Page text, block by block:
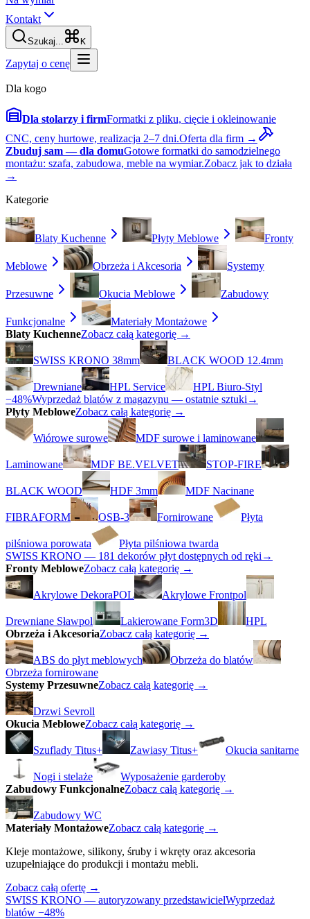
Kontakt
Szukaj... K
Zapytaj o cenę
Dla kogo
Dla stolarzy i firmFormatki z pliku, cięcie i okleinowanie
CNC, ceny hurtowe, realizacja 2–7 dni.Oferta dla firm →
Zbuduj sam — dla domuGotowe formatki do samodzielnego
montażu: szafa, zabudowa, meble na wymiar.Zobacz jak to działa
→
Kategorie
Blaty Kuchenne Płyty Meblowe Fronty
Meblowe Obrzeża i Akcesoria Systemy
Przesuwne Okucia Meblowe Zabudowy
Funkcjonalne
Materiały Montażowe
Blaty KuchenneZobacz całą kategorię →
SWISS KRONO 38mm BLACK WOOD 12.4mm
Drewniane HPL Service
HPL Biuro-Styl
−48%Wyprzedaż blatów z magazynu — ostatnie sztuki →
Płyty MebloweZobacz całą kategorię →
Wiórowe surowe MDF surowe i laminowane
Laminowane MDF BE.VELVET STOP-FIRE
BLACK WOOD HDF 3mm MDF Nacinane
FIBRAFORM OSB-3 Fornirowane Płyta
pilśniowa porowata
Płyta pilśniowa twarda
SWISS KRONO — 181 dekorów płyt dostępnych od ręki →
Fronty MebloweZobacz całą kategorię →
Akrylowe DekoraPOL Akrylowe Frontpol
Drewniane Sławpol Lakierowane Form3D
HPL
Obrzeża i AkcesoriaZobacz całą kategorię →
ABS do płyt meblowych
Obrzeża do blatów
Obrzeża fornirowane
Systemy PrzesuwneZobacz całą kategorię →
Drzwi Sevroll
Okucia MebloweZobacz całą kategorię →
Szuflady Titus+ Zawiasy Titus+ Okucia sanitarne
Nogi i stelaże
Wyposażenie garderoby
Zabudowy FunkcjonalneZobacz całą kategorię →
Zabudowy WC
Materiały MontażoweZobacz całą kategorię →
Kleje montażowe, silikony, śruby i wkręty oraz akcesoria
uzupełniające do produkcji i montażu mebli.
Zobacz całą ofertę →
SWISS KRONO — autoryzowany przedstawicielWyprzedaż
blatów −48%